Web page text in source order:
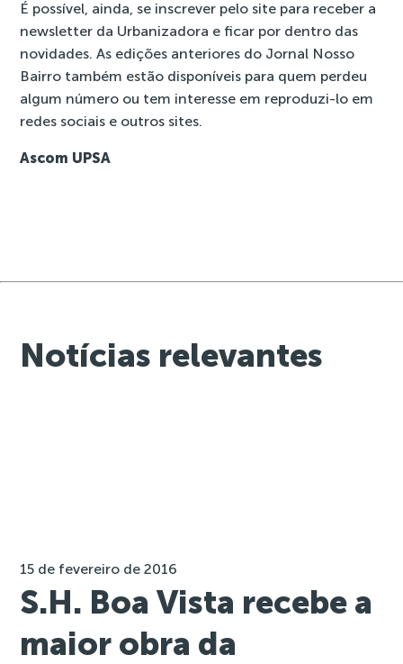
É possível, ainda, se inscrever pelo site para receber a
newsletter da Urbanizadora e ficar por dentro das
novidades. As edições anteriores do Jornal Nosso
Bairro também estão disponíveis para quem perdeu
algum número ou tem interesse em reproduzi-lo em
redes sociais e outros sites.
Ascom UPSA
Notícias relevantes
15 de fevereiro de 2016
S.H. Boa Vista recebe a
maior obra da